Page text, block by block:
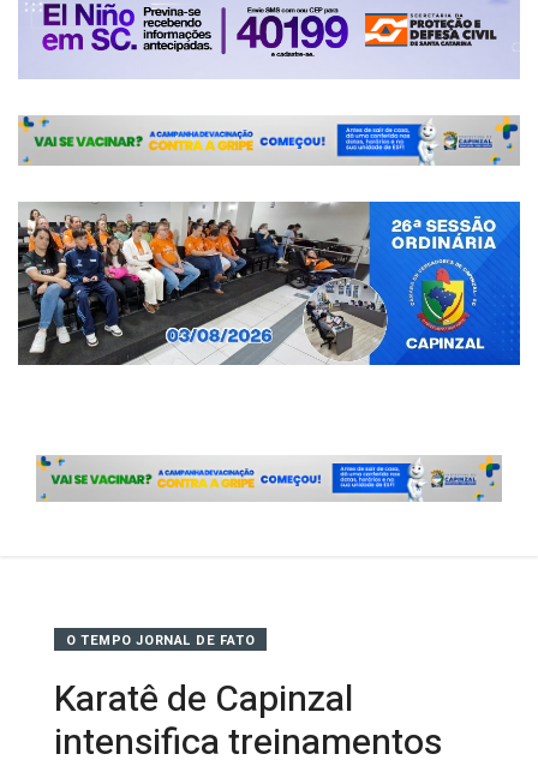
O TEMPO JORNAL DE FATO